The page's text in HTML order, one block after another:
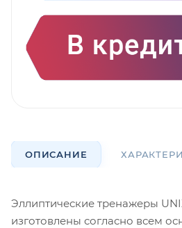
ОПИСАНИЕ
Эллиптические тренажеры
изготовлены согласно всем